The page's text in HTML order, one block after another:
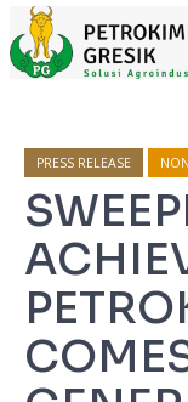
PRESS RELEASE